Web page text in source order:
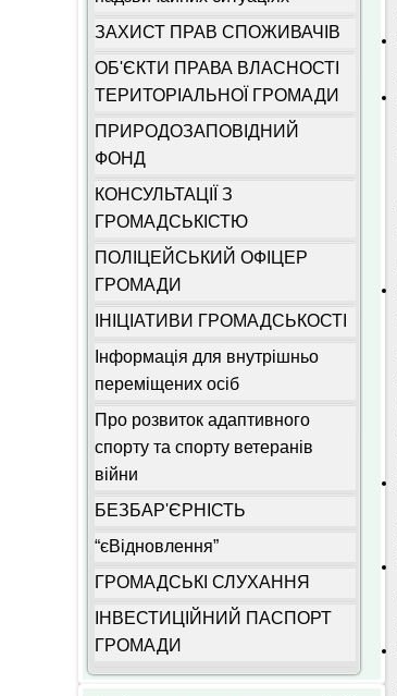
ЗАХИСТ ПРАВ СПОЖИВАЧІВ
ОБ'ЄКТИ ПРАВА ВЛАСНОСТІ
ТЕРИТОРІАЛЬНОЇ ГРОМАДИ
ПРИРОДОЗАПОВІДНИЙ
ФОНД
КОНСУЛЬТАЦІЇ З
ГРОМАДСЬКІСТЮ
ПОЛІЦЕЙСЬКИЙ ОФІЦЕР
ГРОМАДИ
ІНІЦІАТИВИ ГРОМАДСЬКОСТІ
Інформація для внутрішньо
переміщених осіб
Про розвиток адаптивного
спорту та спорту ветеранів
війни
БЕЗБАР'ЄРНІСТЬ
“єВідновлення”
ГРОМАДСЬКІ СЛУХАННЯ
ІНВЕСТИЦІЙНИЙ ПАСПОРТ
ГРОМАДИ